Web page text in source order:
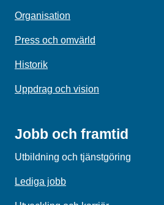
Organisation
Press och omvärld
Historik
Uppdrag och vision
Jobb och framtid
Utbildning och tjänstgöring
Lediga jobb